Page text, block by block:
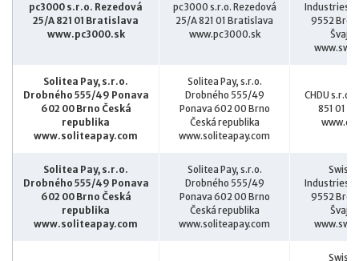
pc3000 s.r.o. Rezedová
25/A 821 01 Bratislava
www.pc3000.sk
pc3000 s.r.o. Rezedová
25/A 821 01 Bratislava
www.pc3000.sk
9552
Solitea Pay, s.r.o.
Drobného 555/49 Ponava
602 00 Brno Česká
republika
www.soliteapay.com
Solitea Pay, s.r.o.
Drobného 555/49
Ponava 602 00 Brno
Česká republika
www.soliteapay.com
CHDU s.r.o.
851 01
Solitea Pay, s.r.o.
Drobného 555/49 Ponava
602 00 Brno Česká
republika
www.soliteapay.com
Solitea Pay, s.r.o.
Drobného 555/49
Ponava 602 00 Brno
Česká republika
www.soliteapay.com
9552